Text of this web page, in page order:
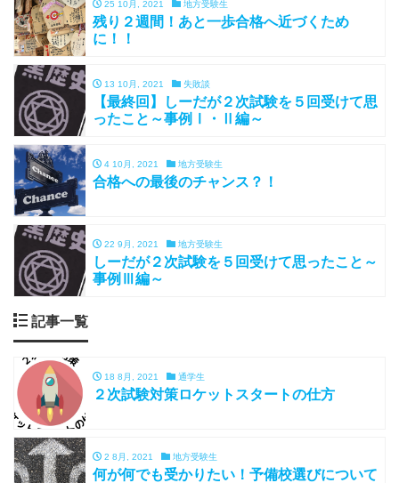
25 10月, 2021 地方受験生
残り２週間！あと一歩合格へ近づくため
に！！
13 10月, 2021 失敗談
【最終回】しーだが２次試験を５回受けて思
ったこと～事例Ⅰ・Ⅱ編～
4 10月, 2021 地方受験生
合格への最後のチャンス？！
22 9月, 2021 地方受験生
しーだが２次試験を５回受けて思ったこと～
事例Ⅲ編～
記事一覧
18 8月, 2021 通学生
２次試験対策ロケットスタートの仕方
2 8月, 2021 地方受験生
何が何でも受かりたい！予備校選びについて